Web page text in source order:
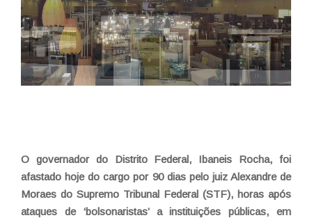
O governador do Distrito Federal, Ibaneis Rocha, foi
afastado hoje do cargo por 90 dias pelo juiz Alexandre de
Moraes do Supremo Tribunal Federal (STF), horas após
ataques de ‘bolsonaristas’ a instituições públicas, em